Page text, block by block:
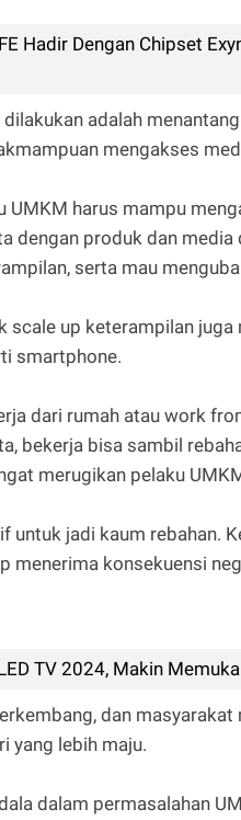
Hadir Dengan Chipset
adalah
mengakses
UMKM harus mampu
dengan produk dan
serta mau
scale up keterampilan
smartphone.
dari rumah atau work
bekerja bisa sambil
merugikan pelaku
untuk jadi kaum rebahan.
menerima konsekuensi
TV 2024, Makin
dan
yang lebih maju.
dalam permasalahan